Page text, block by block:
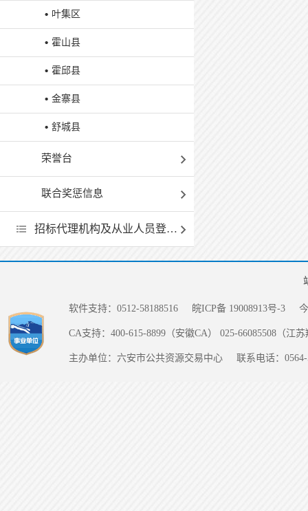
叶集区
霍山县
霍邱县
金寨县
舒城县
荣誉台
联合奖惩信息
招标代理机构及从业人员登记和履职情况一览表
软件支持：0512-58188516 皖ICP备 19008913号-3
CA支持：400-615-8899（安徽CA） 025-66085508（江
主办单位：六安市公共资源交易中心 联系电话：0564-